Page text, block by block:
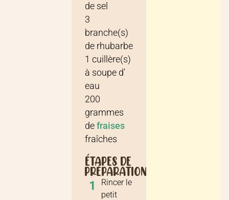
desel
3
branche(s)
derhubarbe
1 cuillère(s)
à soupe d'
eau
200
grammes
de fraises
fraîches
ÉTAPES DE
PRÉPARATION
1
Rincer le
petit